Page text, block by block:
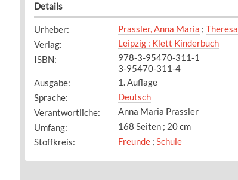
Details
Urheber: Prassler, Anna Maria ;
Verlag:
Leipzig : Klett Kinderbuch
ISBN:
978-3-95470-311-1
3-95470-311-4
Ausgabe:
1. Auflage
Sprache:
Deutsch
Verantwortliche:
Anna Maria Prassler
Umfang:
168 Seiten ; 20 cm
Stoffkreis: Freunde; Schule